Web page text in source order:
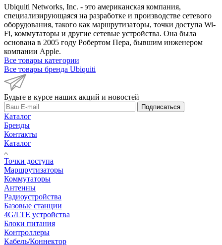
Ubiquiti Networks, Inc. - это американская компания,
специализирующаяся на разработке и производстве сетевого
оборудования, такого как маршрутизаторы, точки доступа Wi-
Fi, коммутаторы и другие сетевые устройства. Она была
основана в 2005 году Робертом Пера, бывшим инженером
компании Apple.
Все товары категории
Все товары бренда Ubiquiti
Будьте в курсе наших акций и новостей
Подписаться
Каталог
Бренды
Контакты
Каталог
Точки доступа
Маршрутизаторы
Коммутаторы
Антенны
Радиоустройства
Базовые станции
4G/LTE устройства
Блоки питания
Контроллеры
Кабель/Коннектор